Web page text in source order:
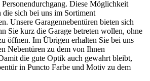
Diese Möglichkeit
sich bei uns im Sortiment
Unsere Garagennebentüren bieten sich
Sie kurz die Garage betreten wollen, ohne
öffnen. Im Übrigen erhalten Sie bei uns
Nebentüren zu dem von Ihnen
die gute Optik auch gewahrt bleibt,
in Puncto Farbe und Motiv zu dem